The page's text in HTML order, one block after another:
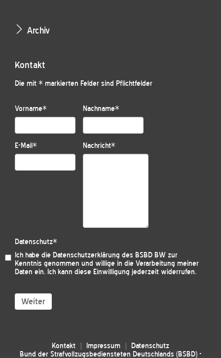
Archiv
Kontakt
Die mit * markierten Felder sind Pflichtfelder
Vorname* Nachname*
E-Mail* Nachricht*
Datenschutz*
Ich habe die Datenschutzerklärung des BSBD BW zur
Kenntnis genommen und willige in die Verarbeitung meiner
Daten ein. Ich kann diese Einwilligung jederzeit widerrufen.
Weiter
Kontakt Impressum
Datenschutz
Bund der Strafvollzugsbediensteten Deutschlands (BSBD) -